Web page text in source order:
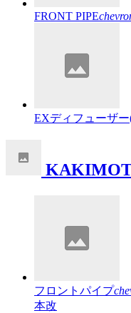
FRONT PIPE
EXディフューザ
フロントパイプ
本改